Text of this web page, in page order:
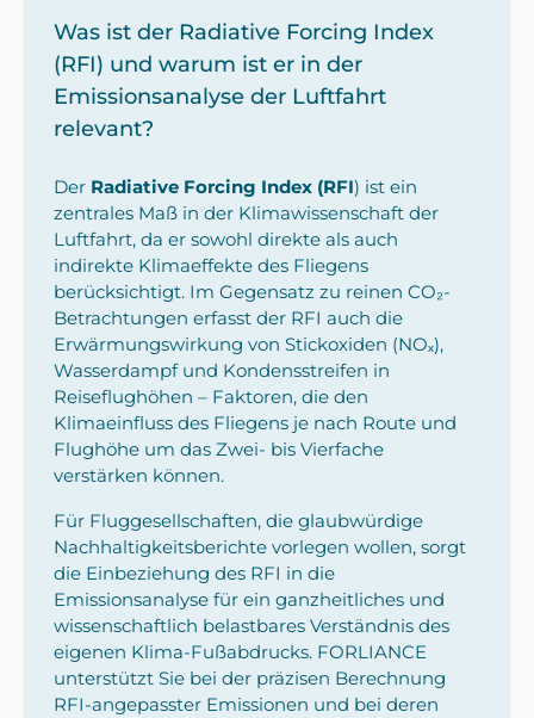
Was ist der Radiative Forcing Index
(RFI) und warum ist er in der
Emissionsanalyse der Luftfahrt
relevant?
Der Radiative Forcing Index (RFI) ist ein
zentrales Maß in der Klimawissenschaft der
Luftfahrt, da er sowohl direkte als auch
indirekte Klimaeffekte des Fliegens
berücksichtigt. Im Gegensatz zu reinen CO₂-
Betrachtungen erfasst der RFI auch die
Erwärmungswirkung von Stickoxiden (NOₓ),
Wasserdampf und Kondensstreifen in
Reiseflughöhen – Faktoren, die den
Klimaeinfluss des Fliegens je nach Route und
Flughöhe um das Zwei- bis Vierfache
verstärken können.
Für Fluggesellschaften, die glaubwürdige
Nachhaltigkeitsberichte vorlegen wollen, sorgt
die Einbeziehung des RFI in die
Emissionsanalyse für ein ganzheitliches und
wissenschaftlich belastbares Verständnis des
eigenen Klima-Fußabdrucks. FORLIANCE
unterstützt Sie bei der präzisen Berechnung
RFI-angepasster Emissionen und bei deren